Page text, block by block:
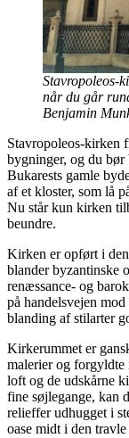
Stavropoleos-
når du går
Benjamin
Stavropoleos-kirken
bygninger, og du bør
Bukarests gamle
af et kloster, som lå
Nu står kun kirken
beundre.
Kirken er opført i
blander byzantinske
renæssance- og
på handelsvejen
blanding af stilarter
Kirkerummet er
malerier og forgyldte
loft og de udskårne
fine søjlegange, kan
relieffer udhugget i
oase midt i den